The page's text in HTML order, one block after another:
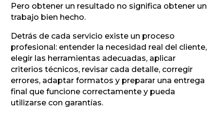
Pero obtener un resultado no significa obtener un
trabajo bien hecho.
Detrás de cada servicio existe un proceso
profesional: entender la necesidad real del cliente,
elegir las herramientas adecuadas, aplicar
criterios técnicos, revisar cada detalle, corregir
errores, adaptar formatos y preparar una entrega
final que funcione correctamente y pueda
utilizarse con garantías.